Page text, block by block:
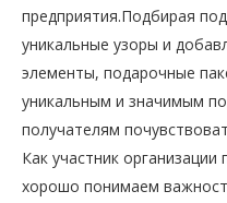
предприятия.Подбирая
уникальные узоры и
элементы, подарочные
уникальным и значимым
получателям
Как участник
хорошо понимаем